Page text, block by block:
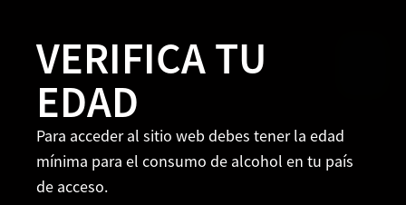
VERIFICA TU
EDAD
Para acceder al sitio web debes tener la edad
mínima para el consumo de alcohol en tu país
de acceso.